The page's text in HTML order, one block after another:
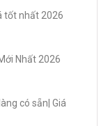
tốt nhất 2026
Nhất 2026
có sẵn| Giá